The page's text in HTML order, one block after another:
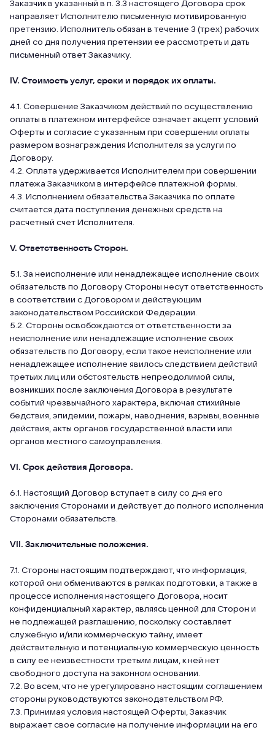
Заказчик в указанный в п. 3.3 настоящего Договора срок
направляет Исполнителю письменную мотивированную
претензию. Исполнитель обязан в течение 3 (трех) рабочих
дней со дня получения претензии ее рассмотреть и дать
письменный ответ Заказчику.
IV. Стоимость услуг, сроки и порядок их оплаты.
4.1. Совершение Заказчиком действий по осуществлению
оплаты в платежном интерфейсе означает акцепт условий
Оферты и согласие с указанным при совершении оплаты
размером вознаграждения Исполнителя за услуги по
Договору.
4.2. Оплата удерживается Исполнителем при совершении
платежа Заказчиком в интерфейсе платежной формы.
4.3. Исполнением обязательства Заказчика по оплате
считается дата поступления денежных средств на
расчетный счет Исполнителя.
V. Ответственность Сторон.
5.1. За неисполнение или ненадлежащее исполнение своих
обязательств по Договору Стороны несут ответственность
в соответствии с Договором и действующим
законодательством Российской Федерации.
5.2. Стороны освобождаются от ответственности за
неисполнение или ненадлежащие исполнение своих
обязательств по Договору, если такое неисполнение или
ненадлежащее исполнение явилось следствием действий
третьих лиц или обстоятельств непреодолимой силы,
возникших после заключения Договора в результате
событий чрезвычайного характера, включая стихийные
бедствия, эпидемии, пожары, наводнения, взрывы, военные
действия, акты органов государственной власти или
органов местного самоуправления.
VI. Срок действия Договора.
6.1. Настоящий Договор вступает в силу со дня его
заключения Сторонами и действует до полного исполнения
Сторонами обязательств.
VII. Заключительные положения.
7.1. Стороны настоящим подтверждают, что информация,
которой они обмениваются в рамках подготовки, а также в
процессе исполнения настоящего Договора, носит
конфиденциальный характер, являясь ценной для Сторон и
не подлежащей разглашению, поскольку составляет
служебную и/или коммерческую тайну, имеет
действительную и потенциальную коммерческую ценность
в силу ее неизвестности третьим лицам, к ней нет
свободного доступа на законном основании.
7.2. Во всем, что не урегулировано настоящим соглашением
стороны руководствуются законодательством РФ.
7.3. Принимая условия настоящей Оферты, Заказчик
выражает свое согласие на получение информации на его